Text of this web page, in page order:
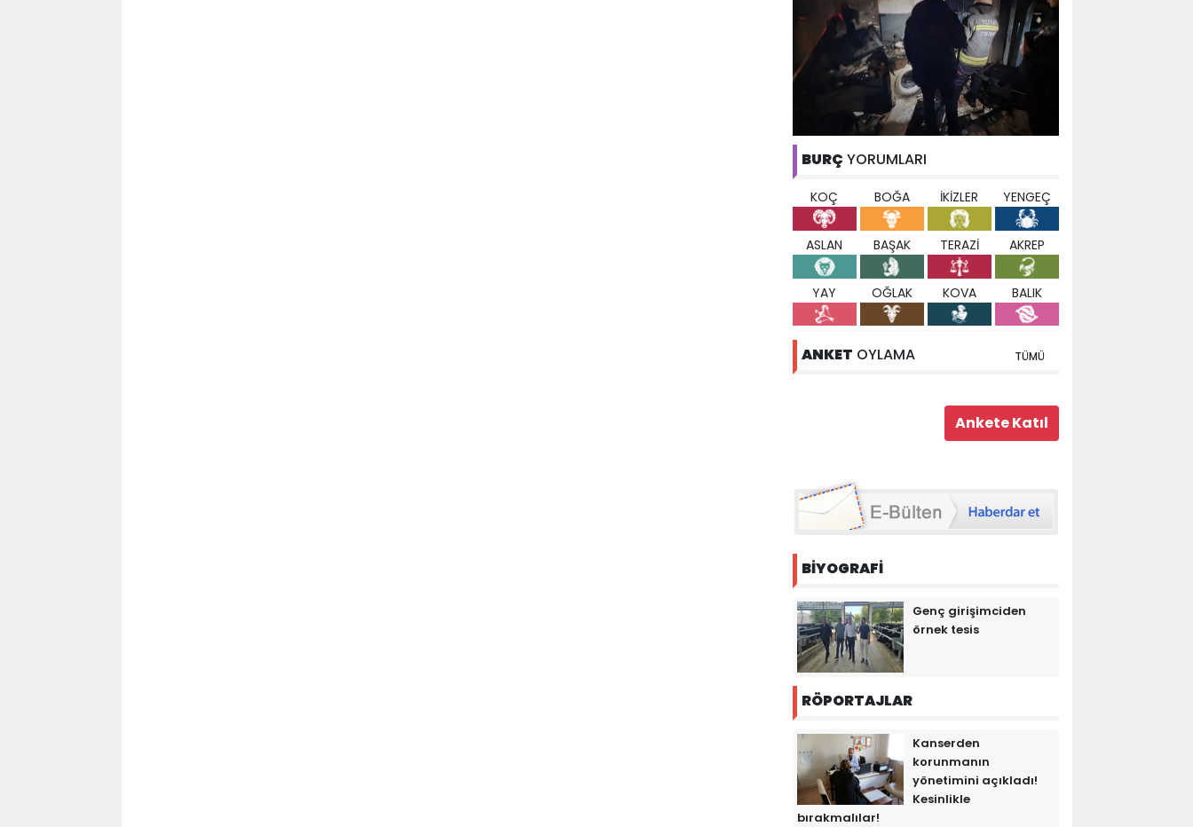
BURÇ YORUMLARI
KOÇ BOĞA İKİZLER YENGEÇ
ASLAN BAŞAK TERAZİ AKREP
YAY OĞLAK KOVA BALIK
ANKET OYLAMA TÜMÜ
BİYOGRAFİ
Genç girişimciden
örnek tesis
RÖPORTAJLAR
Kanserden
korunmanın
yönetimini açıkladı!
Kesinlikle
bırakmalılar!